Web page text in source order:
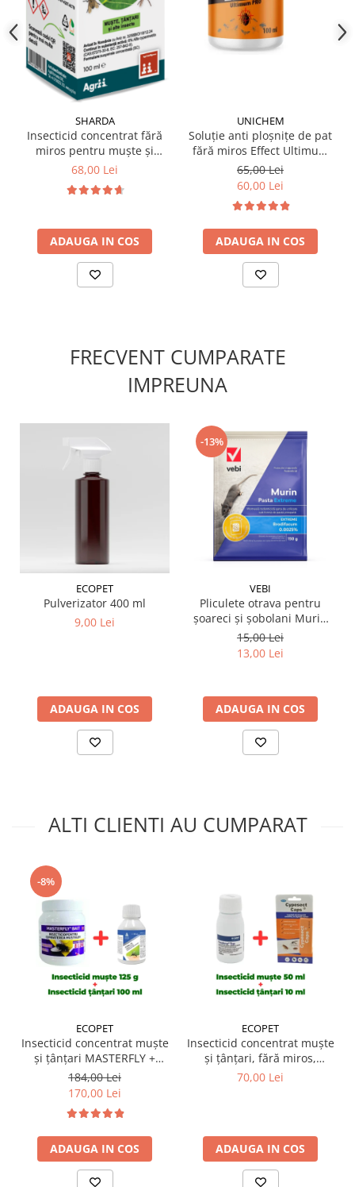
O masură de produs se împrăștie pe o suprafață de 5
metri pătrați în locurile pe care dorim să le tratăm.
Ploaia ți umezeala diminuează efectul produsului.
✔️ Compoziție:
Materiale argiloase inerte
Geraniol
Camforul este obținut din rășina arboreluiCinnamomum
camphora și este utilizat pentru proprietățile sale
olfactive în produsele repelente.
SHARDA
Insecticid concentrat fără
miros pentru muște și
țânțari, Alfasect 100ml
68,00 Lei
ADAUGA IN COS
UNICHEM
Soluție anti ploșnițe de pat
fără miros Effect Ultimum
PRO 100 ml
65,00 Lei
60,00 Lei
ADAUGA IN COS
FRECVENT CUMPARATE
IMPREUNA
ECOPET
Pulverizator 400 ml
9,00 Lei
ADAUGA IN COS
-13%
VEBI
Pliculete otrava pentru
șoareci și șobolani Murin
150 g
15,00 Lei
13,00 Lei
ADAUGA IN COS
ALTI CLIENTI AU CUMPARAT
-8%
ECOPET
Insecticid concentrat muște
și țânțari MASTERFLY +
FOVAL 100ml
184,00 Lei
170,00 Lei
ADAUGA IN COS
ECOPET
Insecticid concentrat muște
și țânțari, fără miros,
Fendona 50ml + Insecticid
ploșnițelor și puricilor
70,00 Lei
ADAUGA IN COS